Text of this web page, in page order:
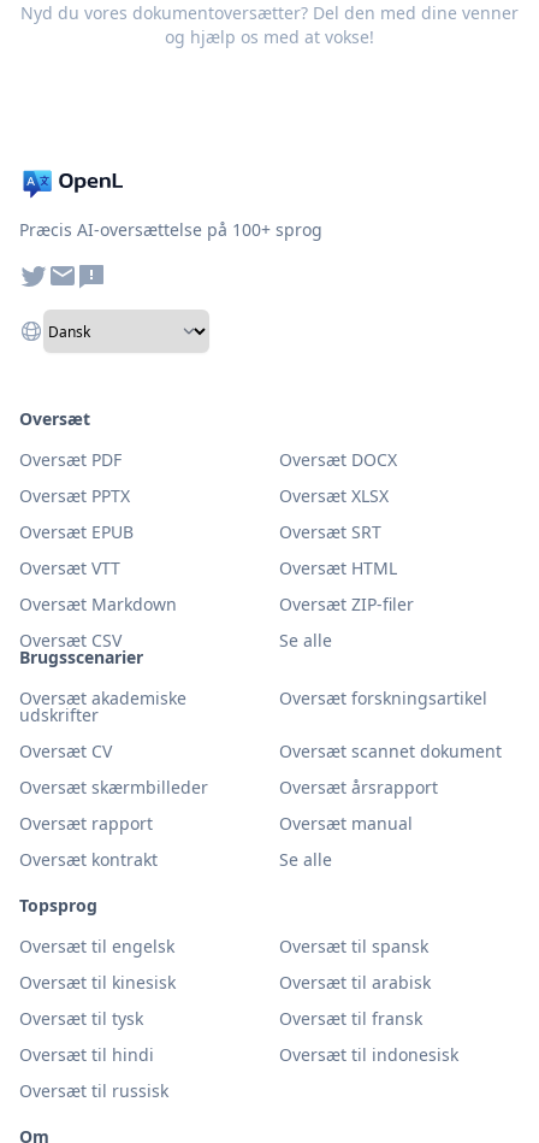
Nyd du vores dokumentoversætter? Del den med dine venner
og hjælp os med at vokse!
Præcis AI-oversættelse på 100+ sprog
Brugsscenarier
Oversæt akademiske
udskrifter
Oversæt forskningsartikel
Oversæt CV
Oversæt scannet dokument
Oversæt skærmbilleder
Oversæt årsrapport
Oversæt rapport
Oversæt manual
Oversæt kontrakt
Se alle
Topsprog
Oversæt til engelsk
Oversæt til spansk
Oversæt til kinesisk
Oversæt til arabisk
Oversæt til tysk
Oversæt til fransk
Oversæt til hindi
Oversæt til indonesisk
Oversæt til russisk
Oversæt
Oversæt PDF
Oversæt DOCX
Oversæt PPTX
Oversæt XLSX
Oversæt EPUB
Oversæt SRT
Oversæt VTT
Oversæt HTML
Oversæt Markdown
Oversæt ZIP-filer
Oversæt CSV
Se alle
Om